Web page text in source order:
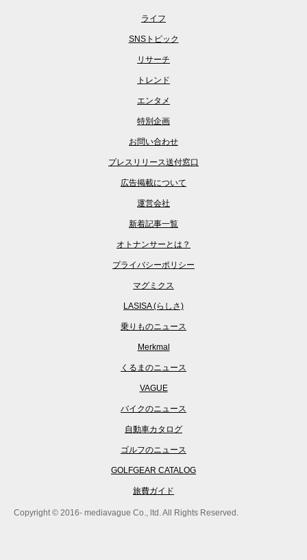
ライフ
SNSトピック
リサーチ
トレンド
エンタメ
特別企画
お問い合わせ
プレスリリース送付窓口
広告掲載について
運営会社
新着記事一覧
オトナンサーとは？
プライバシーポリシー
マグミクス
LASISA (らしさ)
乗りものニュース
Merkmal
くるまのニュース
VAGUE
バイクのニュース
自動車カタログ
ゴルフのニュース
GOLFGEAR CATALOG
旅費ガイド
Copyright © 2016- mediavague Co., ltd. All Rights Reserved.